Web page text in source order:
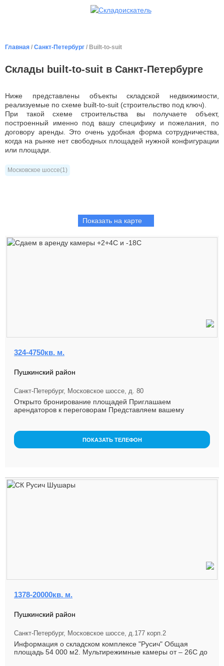
Главная / Санкт-Петербург / Built-to-suit
Cклады built-to-suit в Санкт-Петербурге
Ниже представлены объекты складской недвижимости,
реализуемые по схеме built-to-suit (строительство под ключ).
При такой схеме строительства вы получаете объект,
построенный именно под вашу специфику и пожелания, по
договору аренды. Это очень удобная форма сотрудничества,
когда на рынке нет свободных площадей нужной конфигурации
или площади.
Московское шоссе(1)
Показать на карте
324-4750кв. м.
Пушкинский район
Санкт-Петербург, Московское шоссе, д. 80
Открыто бронирование площадей Приглашаем
арендаторов к переговорам Представляем вашему
ПОКАЗАТЬ ТЕЛЕФОН
1378-20000кв. м.
Пушкинский район
Санкт-Петербург, Московское шоссе, д.177 корп.2
Информация о складском комплексе "Русич" Общая
площадь 54 000 м2. Мультирежимные камеры от – 26С до